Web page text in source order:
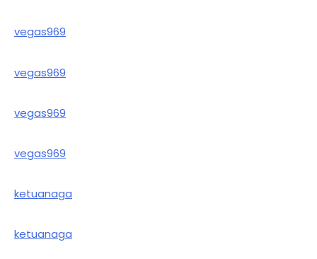
vegas969
vegas969
vegas969
vegas969
ketuanaga
ketuanaga